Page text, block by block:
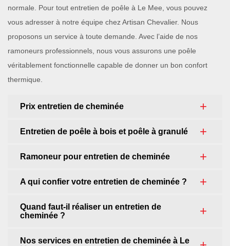
normale. Pour tout entretien de poêle à Le Mee, vous pouvez
vous adresser à notre équipe chez Artisan Chevalier. Nous
proposons un service à toute demande. Avec l’aide de nos
ramoneurs professionnels, nous vous assurons une poêle
véritablement fonctionnelle capable de donner un bon confort
thermique.
Prix entretien de cheminée
Entretien de poêle à bois et poêle à granulé
Ramoneur pour entretien de cheminée
A qui confier votre entretien de cheminée ?
Quand faut-il réaliser un entretien de
cheminée ?
Nos services en entretien de cheminée à Le